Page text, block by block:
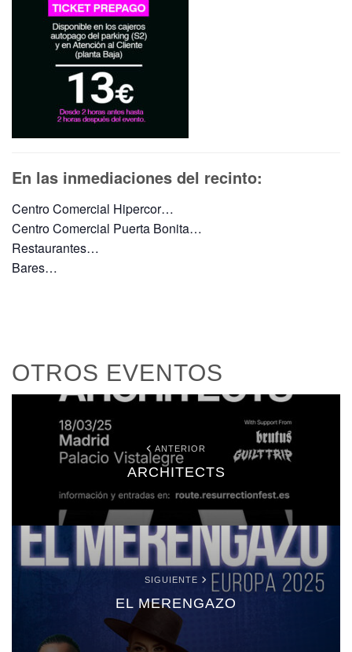
En las inmediaciones del recinto:
Centro Comercial Hipercor…
Centro Comercial Puerta Bonita…
Restaurantes…
Bares…
OTROS EVENTOS
ANTERIOR
ARCHITECTS
SIGUIENTE
EL MERENGAZO